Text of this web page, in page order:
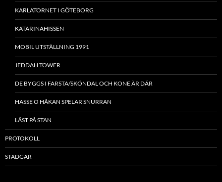
KARLATORNET I GÖTEBORG
KATARINAHISSEN
MOBIL UTSTÄLLNING 1991
JEDDAH TOWER
DE BYGGS I FARSTA/SKÖNDAL OCH KONE ÄR DÄR
HASSE O HÅKAN SPELAR SNURRAN
LÄST PÅ STAN
PROTOKOLL
STADGAR